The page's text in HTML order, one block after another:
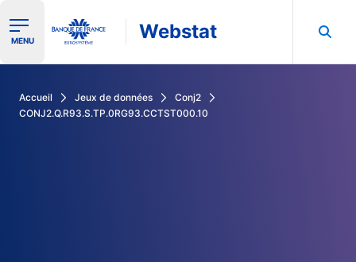
Ouvrir le menu de navigation
MENU Webstat
Accueil Jeux de données
Conj2
CONJ2.Q.R93.S.TP.0RG93.CCTST000.10